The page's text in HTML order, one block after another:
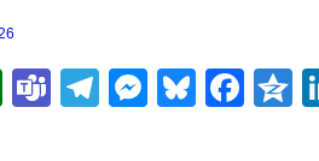
Douban
TeamsTelegram